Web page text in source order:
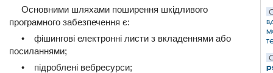
Основними шляхами поширення шкідливого
програмного забезпечення є:
• фішингові електронні листи з вкладеннями або
посиланнями;
• підроблені вебресурси;